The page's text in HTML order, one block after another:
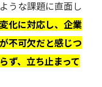
うな課題に直面し
化に対応し、 企業
不可欠だと感じつ
ず、立ち止まって